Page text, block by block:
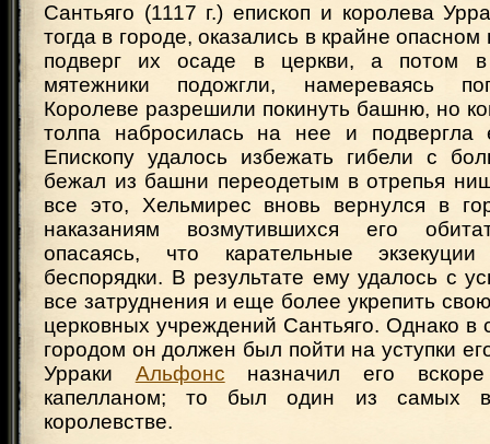
Сантьяго (1117 г.) епископ и королева
тогда в городе, оказались в крайне
подверг их осаде в церкви, а потом
мятежники подожгли, намереваясь
Королеве разрешили покинуть башню, но
толпа набросилась на нее и подвергла
Епископу удалось избежать гибели с
бежал из башни переодетым в отрепья
все это, Хельмирес вновь вернулся в
наказаниям возмутившихся его
опасаясь, что карательные
беспорядки. В результате ему удалось с
все затруднения и еще более укрепить
церковных учреждений Сантьяго. Однако в
городом он должен был пойти на уступки
Урраки Альфонс назначил его
капелланом; то был один из самых
королевстве.